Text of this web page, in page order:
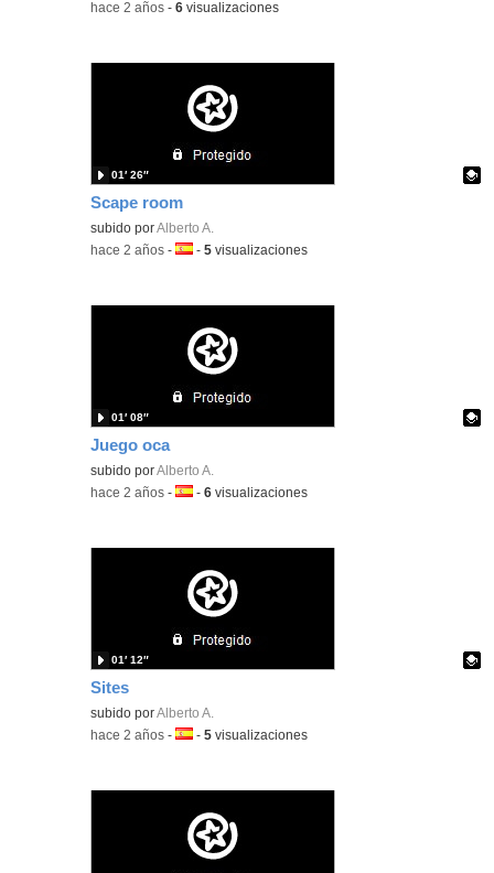
-hace 2 años -6 visualizaciones
Scape room
Contenido educativo.
subido porAlberto A.
01′ 26″
-hace 2 años -Idioma:
-5 visualizaciones
Juego oca
Contenido educativo.
subido porAlberto A.
01′ 08″
-hace 2 años -Idioma:
-6 visualizaciones
Sites
Contenido educativo.
subido porAlberto A.
01′ 12″
-hace 2 años -Idioma:
-5 visualizaciones